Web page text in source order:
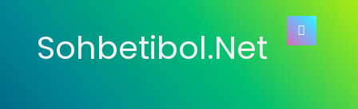
Sohbetibol.Net